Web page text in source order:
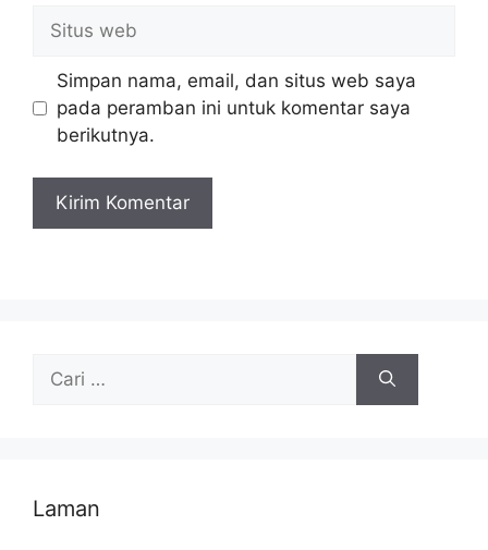
Situs
web
Simpan nama, email, dan situs web saya
pada peramban ini untuk komentar saya
berikutnya.
Cari
Laman